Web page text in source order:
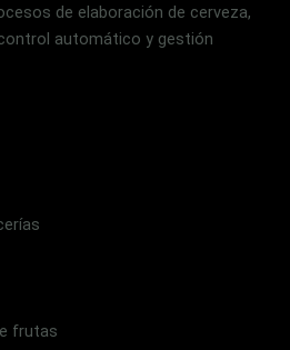
de elaboración de cerveza,
automático y gestión
frutas